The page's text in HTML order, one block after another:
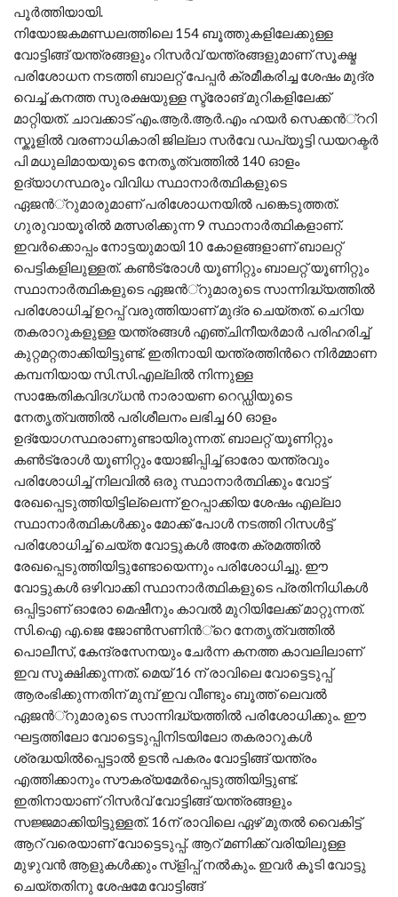
പൂര്‍ത്തിയായി.
നിയോജകമണ്ഡലത്തിലെ 154 ബൂത്തുകളിലേക്കുള്ള
വോട്ടിങ്ങ് യന്ത്രങ്ങളും റിസര്‍വ് യന്ത്രങ്ങളുമാണ് സൂക്ഷ്മ
പരിശോധന നടത്തി ബാലറ്റ് പേപ്പര്‍ ക്രമീകരിച്ച ശേഷം മുദ്ര
വെച്ച് കനത്ത സുരക്ഷയുള്ള സ്ട്രോങ് മുറികളിലേക്ക്
മാറ്റിയത്. ചാവക്കാട് എം.ആര്‍.ആര്‍.എം ഹയര്‍ സെക്കന്‍്ററി
സ്കൂളില്‍ വരണാധികാരി ജില്ലാ സര്‍വേ ഡപ്യൂട്ടി ഡയറക്ടര്‍
പി മധുലിമായയുടെ നേതൃത്വത്തില്‍ 140 ഓളം
ഉദ്യാഗസ്ഥരും വിവിധ സ്ഥാനാര്‍ത്ഥികളുടെ
ഏജന്‍്റുമാരുമാണ് പരിശോധനയില്‍ പങ്കെടുത്തത്.
ഗുരുവായൂരില്‍ മത്സരിക്കുന്ന 9 സ്ഥാനാര്‍ത്ഥികളാണ്.
ഇവര്‍ക്കൊപ്പം നോട്ടയുമായി 10 കോളങ്ങളാണ് ബാലറ്റ്
പെട്ടികളിലുള്ളത്. കണ്‍ട്രോള്‍ യൂണിറ്റും ബാലറ്റ് യൂണിറ്റും
സ്ഥാനാര്‍ത്ഥികളുടെ ഏജന്‍്റുമാരുടെ സാന്നിദ്ധ്യത്തില്‍
പരിശോധിച്ച് ഉറപ്പ് വരുത്തിയാണ് മുദ്ര ചെയ്തത്. ചെറിയ
തകരാറുകളുള്ള യന്ത്രങ്ങള്‍ എഞ്ചിനീയര്‍മാര്‍ പരിഹരിച്ച്
കുറ്റമറ്റതാക്കിയിട്ടുണ്ട്. ഇതിനായി യന്ത്രത്തിന്‍റെ നിര്‍മ്മാണ
കമ്പനിയായ സി.സി.എല്ലില്‍ നിന്നുള്ള
സാങ്കേതികവിദഗ്ധന്‍ നാരായണ റെഡ്ഡിയുടെ
നേതൃത്വത്തില്‍ പരിശീലനം ലഭിച്ച 60 ഓളം
ഉദ്യോഗസ്ഥരാണുണ്ടായിരുന്നത്. ബാലറ്റ് യൂണിറ്റും
കണ്‍ട്രോള്‍ യൂണിറ്റും യോജിപ്പിച്ച് ഓരോ യന്ത്രവും
പരിശോധിച്ച് നിലവില്‍ ഒരു സ്ഥാനാര്‍ത്ഥിക്കും വോട്ട്
രേഖപ്പെടുത്തിയിട്ടില്ലെന്ന് ഉറപ്പാക്കിയ ശേഷം എല്ലാ
സ്ഥാനാര്‍ത്ഥികള്‍ക്കും മോക്ക് പോള്‍ നടത്തി റിസള്‍ട്ട്
പരിശോധിച്ച് ചെയ്ത വോട്ടുകള്‍ അതേ ക്രമത്തില്‍
രേഖപ്പെടുത്തിയിട്ടുണ്ടോയെന്നും പരിശോധിച്ചു. ഈ
വോട്ടുകള്‍ ഒഴിവാക്കി സ്ഥാനാര്‍ത്ഥികളുടെ പ്രതിനിധികള്‍
ഒപ്പിട്ടാണ് ഓരോ മെഷീനും കാവല്‍ മുറിയിലേക്ക് മാറ്റുന്നത്.
സി.ഐ എ.ജെ ജോണ്‍സണിന്‍്റെ നേതൃത്വത്തില്‍
പൊലീസ്, കേന്ദ്രസേനയും ചേര്‍ന്ന കനത്ത കാവലിലാണ്
ഇവ സൂക്ഷിക്കുന്നത്. മെയ് 16 ന് രാവിലെ വോട്ടെടുപ്പ്
ആരംഭിക്കുന്നതിന് മുമ്പ് ഇവ വീണ്ടും ബൂത്ത് ലെവല്‍
ഏജന്‍്റുമാരുടെ സാന്നിദ്ധ്യത്തില്‍ പരിശോധിക്കും. ഈ
ഘട്ടത്തിലോ വോട്ടെടുപ്പിനിടയിലോ തകരാറുകള്‍
ശ്രദ്ധയില്‍പ്പെട്ടാല്‍ ഉടന്‍ പകരം വോട്ടിങ്ങ് യന്ത്രം
എത്തിക്കാനും സൗകര്യമേര്‍പ്പെടുത്തിയിട്ടുണ്ട്.
ഇതിനായാണ് റിസര്‍വ് വോട്ടിങ്ങ് യന്ത്രങ്ങളും
സജ്ജമാക്കിയിട്ടുള്ളത്. 16ന് രാവിലെ ഏഴ് മുതല്‍ വൈകിട്ട്
ആറ് വരെയാണ് വോട്ടെടുപ്പ്. ആറ് മണിക്ക് വരിയിലുള്ള
മുഴുവന്‍ ആളുകള്‍ക്കും സ്ളിപ്പ് നല്‍കും. ഇവര്‍ കൂടി വോട്ടു
ചെയ്തതിനു ശേഷമേ വോട്ടിങ്ങ്